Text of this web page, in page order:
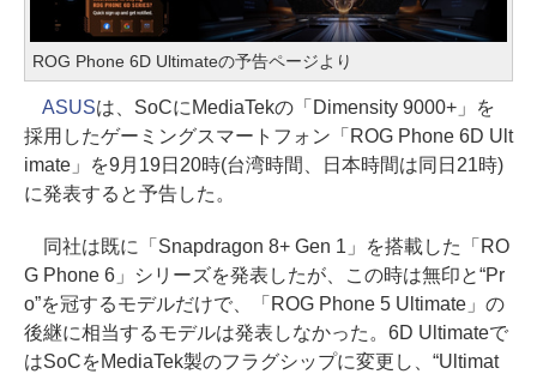
ROG Phone 6D Ultimateの予告ページより
ASUSは、SoCにMediaTekの「Dimensity 9000+」を
採用したゲーミングスマートフォン「ROG Phone 6D Ult
imate」を9月19日20時(台湾時間、日本時間は同日21時)
に発表すると予告した。
同社は既に「Snapdragon 8+ Gen 1」を搭載した「RO
G Phone 6」シリーズを発表したが、この時は無印と“Pr
o”を冠するモデルだけで、「ROG Phone 5 Ultimate」の
後継に相当するモデルは発表しなかった。6D Ultimateで
はSoCをMediaTek製のフラグシップに変更し、“Ultimat